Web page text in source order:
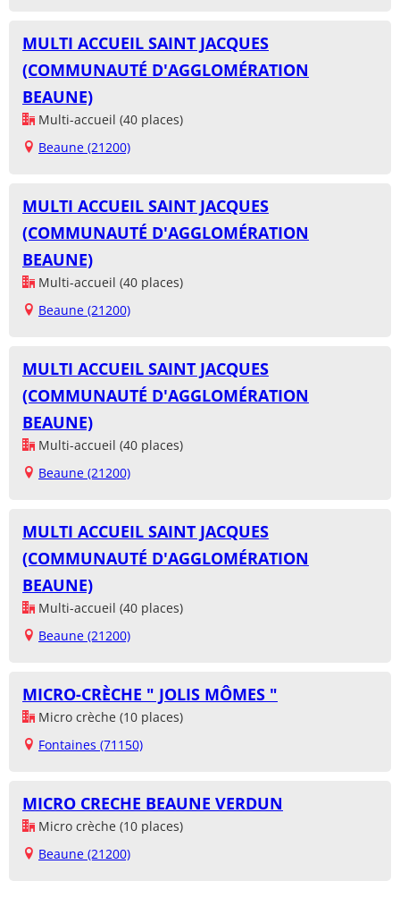
MULTI ACCUEIL SAINT JACQUES
(COMMUNAUTÉ D'AGGLOMÉRATION
BEAUNE)
Multi-accueil (40 places)
Beaune (21200)
MULTI ACCUEIL SAINT JACQUES
(COMMUNAUTÉ D'AGGLOMÉRATION
BEAUNE)
Multi-accueil (40 places)
Beaune (21200)
MULTI ACCUEIL SAINT JACQUES
(COMMUNAUTÉ D'AGGLOMÉRATION
BEAUNE)
Multi-accueil (40 places)
Beaune (21200)
MULTI ACCUEIL SAINT JACQUES
(COMMUNAUTÉ D'AGGLOMÉRATION
BEAUNE)
Multi-accueil (40 places)
Beaune (21200)
MICRO-CRÈCHE " JOLIS MÔMES "
Micro crèche (10 places)
Fontaines (71150)
MICRO CRECHE BEAUNE VERDUN
Micro crèche (10 places)
Beaune (21200)